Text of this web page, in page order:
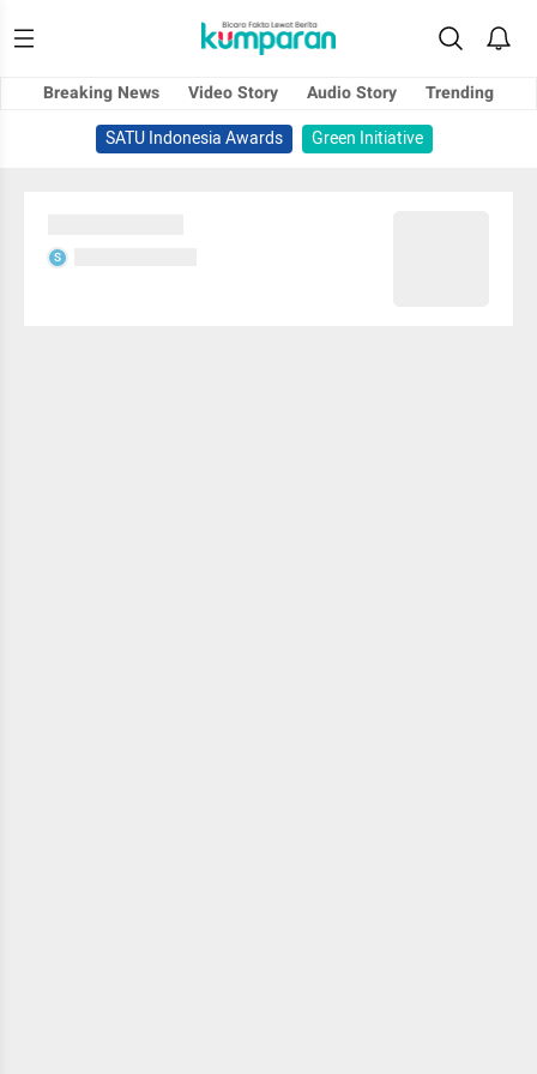
Breaking News Video Story Audio Story
Trending
SATU Indonesia Awards
Green Initiative
S